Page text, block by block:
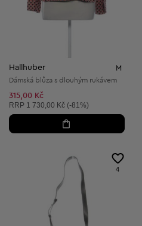
Hallhuber M
Dámská blůza s dlouhým rukávem
315,00 Kč
Doporučená cena:
RRP 1 730,00 Kč (-81%)
4